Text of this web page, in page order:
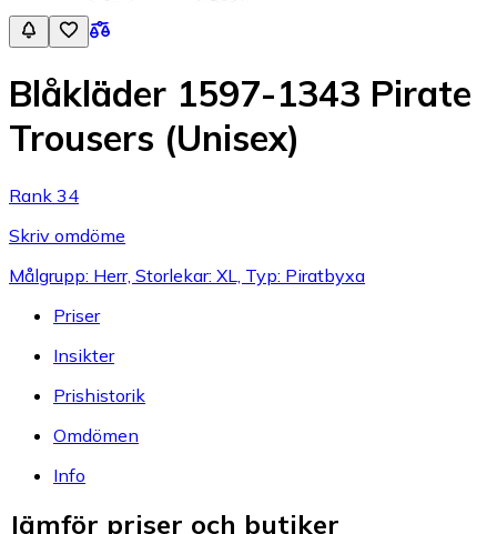
Blåkläder 1597-1343 Pirate
Trousers (Unisex)
Rank 34
Skriv omdöme
Målgrupp: Herr, Storlekar: XL, Typ: Piratbyxa
Priser
Insikter
Prishistorik
Omdömen
Info
Jämför priser och butiker